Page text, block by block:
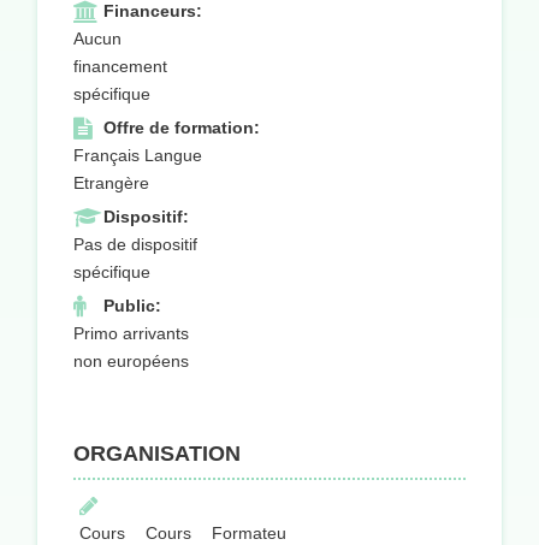
Financeurs:
Aucun
financement
spécifique
Offre de formation:
Français Langue
Etrangère
Dispositif:
Pas de dispositif
spécifique
Public:
Primo arrivants
non européens
ORGANISATION
Cours
Cours
Formateurs